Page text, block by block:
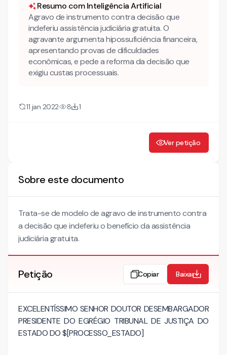
e III)
RAZÕES DE AGRAVO DE INSTRUMENTO
DOS FATOS E DO DIREITO (CPC, art. 1.016, inc. II)
( 1 ) – DA PERTINÊNCIA PROCESSUAL DESTE RECURSO
( 2 ) – CONSIDERAÇÕES DO PROCESSADO
COMPROVAÇÃO DA HIPOSSUFICIÊNCIA
Resumo com Inteligência Artificial
Agravo de instrumento contra decisão que
indeferiu assistência judiciária gratuita. O
agravante argumenta hipossuficiência financeira,
apresentando provas de dificuldades
econômicas, e pede a reforma da decisão que
exigiu custas processuais.
11 jan 2022 8 1
Ver petição
Sobre este documento
Trata-se de modelo de agravo de instrumento contra
a decisão que indeferiu o benefício da assistência
judiciária gratuita.
Petição Copiar Baixar
EXCELENTÍSSIMO SENHOR DOUTOR DESEMBARGADOR
PRESIDENTE DO EGRÉGIO TRIBUNAL DE JUSTIÇA DO
ESTADO DO $[PROCESSO_ESTADO]